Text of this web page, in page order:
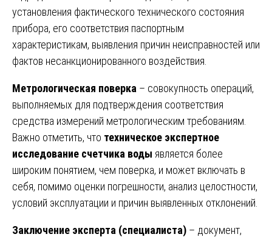
установления фактического технического состояния
прибора, его соответствия паспортным
характеристикам, выявления причин неисправностей или
фактов несанкционированного воздействия.
Метрологическая поверка – совокупность операций,
выполняемых для подтверждения соответствия
средства измерений метрологическим требованиям.
Важно отметить, что техническое экспертное
исследование счетчика воды является более
широким понятием, чем поверка, и может включать в
себя, помимо оценки погрешности, анализ целостности,
условий эксплуатации и причин выявленных отклонений.
Заключение эксперта (специалиста) – документ,